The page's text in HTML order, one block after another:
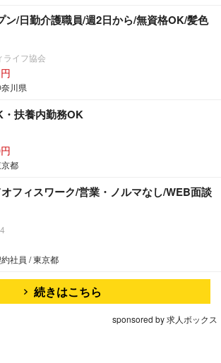
ン/日勤介護職員/週2日から/無資格OK/髪色
ライフ協会
川県
扶養内勤務OK
都
フィスワーク/営業・ノルマなし/WEB面談
社員 / 東京都
続きはこちら
sponsored by 求人ボックス